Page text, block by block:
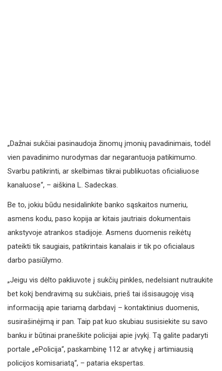
„Dažnai sukčiai pasinaudoja žinomų įmonių pavadinimais, todėl
vien pavadinimo nurodymas dar negarantuoja patikimumo.
Svarbu patikrinti, ar skelbimas tikrai publikuotas oficialiuose
kanaluose“, – aiškina L. Sadeckas.
Be to, jokiu būdu nesidalinkite banko sąskaitos numeriu,
asmens kodu, paso kopija ar kitais jautriais dokumentais
ankstyvoje atrankos stadijoje. Asmens duomenis reikėtų
pateikti tik saugiais, patikrintais kanalais ir tik po oficialaus
darbo pasiūlymo.
„Jeigu vis dėlto pakliuvote į sukčių pinkles, nedelsiant nutraukite
bet kokį bendravimą su sukčiais, prieš tai išsisaugoję visą
informaciją apie tariamą darbdavį – kontaktinius duomenis,
susirašinėjimą ir pan. Taip pat kuo skubiau susisiekite su savo
banku ir būtinai praneškite policijai apie įvykį. Tą galite padaryti
portale „ePolicija“, paskambinę 112 ar atvykę į artimiausią
policijos komisariatą“, – pataria ekspertas.